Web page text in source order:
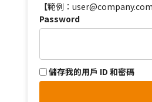
【範例：user@company.com
Password
儲存我的用戶 ID 和密碼